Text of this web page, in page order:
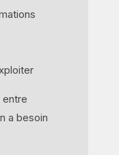
entre
a besoin